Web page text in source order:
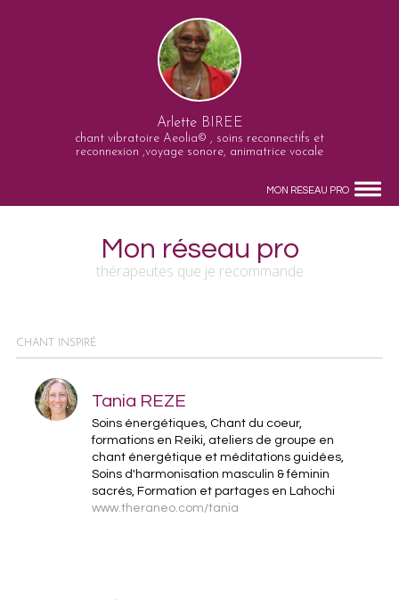
Arlette BIREE
chant vibratoire Aeolia© , soins reconnectifs et
reconnexion ,voyage sonore, animatrice vocale
MON RÉSEAU PRO
Mon réseau pro
thérapeutes que je recommande
CHANT INSPIRÉ
Tania REZE
Soins énergétiques, Chant du coeur,
formations en Reiki, ateliers de groupe en
chant énergétique et méditations guidées,
Soins d'harmonisation masculin & féminin
sacrés, Formation et partages en Lahochi
www.theraneo.com/tania